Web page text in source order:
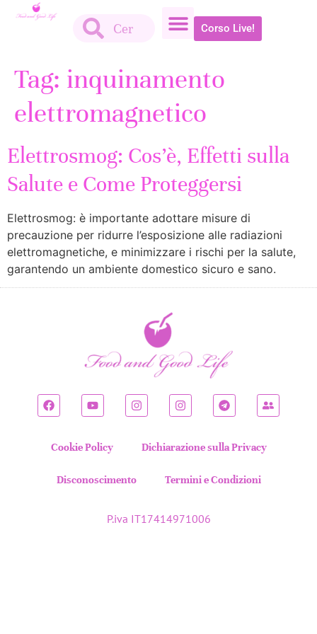
Corso Live!
Tag: inquinamento
elettromagnetico
Elettrosmog: Cos’è, Effetti sulla
Salute e Come Proteggersi
Elettrosmog: è importante adottare misure di
precauzione per ridurre l’esposizione alle radiazioni
elettromagnetiche, e minimizzare i rischi per la salute,
garantendo un ambiente domestico sicuro e sano.
Cookie Policy Dichiarazione sulla Privacy
Disconoscimento Termini e Condizioni
P.iva IT17414971006